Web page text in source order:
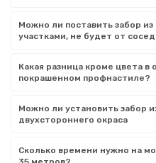
Можно ли поставить забор
участками, не будет от
Какая разница кроме цвета в
покрашенном профнастиле?
Можно ли установить забор
двухстороннего окраса
Сколько времени нужно на